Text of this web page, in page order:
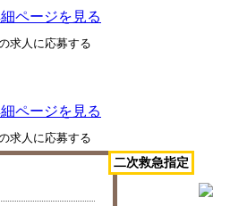
二次救急指定